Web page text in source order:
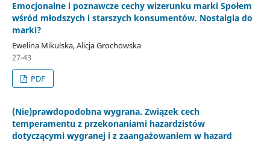
Emocjonalne i poznawcze cechy wizerunku marki Społem
wśród młodszych i starszych konsumentów. Nostalgia do
marki?
Ewelina Mikulska, Alicja Grochowska
27-43
PDF
(Nie)prawdopodobna wygrana. Związek cech
temperamentu z przekonaniami hazardzistów
dotyczącymi wygranej i z zaangażowaniem w hazard